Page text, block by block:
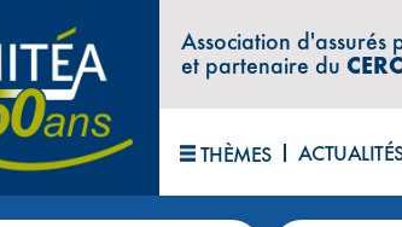
Association d'assurés
et partenaire du
THÈMES